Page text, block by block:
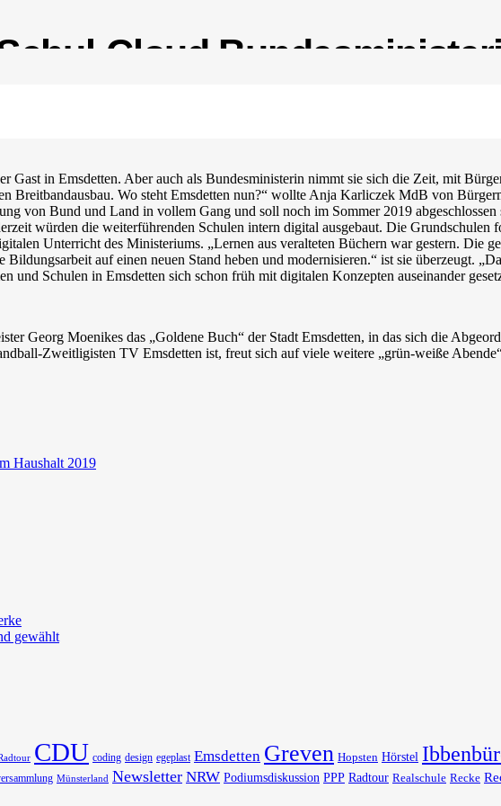
Cloud
Gast in Emsdetten. Aber auch als Bundesministerin nimmt sie sich die Zeit, mit
Breitbandausbau. Wo steht Emsdetten nun?“ wollte Anja Karliczek MdB von
von Bund und Land in vollem Gang und soll noch im Sommer 2019 abgeschlossen
würden die weiterführenden Schulen intern digital ausgebaut. Die Grundschulen
Unterricht des Ministeriums. „Lernen aus veralteten Büchern war gestern. Die
auf einen neuen Stand heben und modernisieren.“ ist sie überzeugt.
und Schulen in Emsdetten sich schon früh mit digitalen Konzepten auseinander
Georg Moenikes das „Goldene Buch“ der Stadt Emsdetten, in das sich die
Zweitligisten TV Emsdetten ist, freut sich auf viele weitere „grün-weiße
Haushalt 2019
gewählt
CDU coding design egeplast Emsdetten Greven Hopsten Hörstel
Münsterland Newsletter NRW Podiumsdiskussion PPP Radtour Realschule Recke